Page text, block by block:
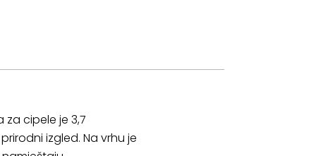
za cipele je 3,7
izgled. Na vrhu je